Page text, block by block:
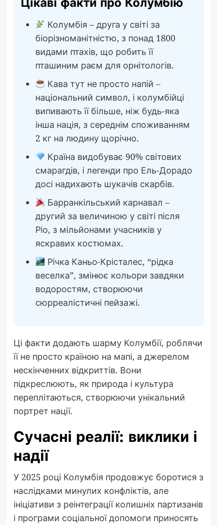
Колумбія – друга у світі за
біорізноманітністю, з понад 1800
видами птахів, що робить її
пташиним раєм для орнітологів.
Кава тут не просто напій –
національний символ, і колумбійці
випивають її більше, ніж будь-яка
інша нація, з середнім споживанням
2 кг на людину щорічно.
Країна видобуває 90% світових
смарагдів, і легенди про Ель-Дорадо
досі надихають шукачів скарбів.
Барранкільський карнавал –
другий за величиною у світі після
Ріо, з мільйонами учасників у
яскравих костюмах.
Річка Каньо-Крісталес, “рідка
веселка”, змінює кольори завдяки
водоростям, створюючи
сюрреалістичні пейзажі.
Ці факти додають шарму Колумбії, роблячи
її не просто країною на мапі, а джерелом
нескінченних відкриттів. Вони
підкреслюють, як природа і культура
переплітаються, створюючи унікальний
портрет нації.
Сучасні реалії: виклики і
надії
У 2025 році Колумбія продовжує боротися з
наслідками минулих конфліктів, але
ініціативи з реінтеграції колишніх партизанів
і програми соціальної допомоги приносять